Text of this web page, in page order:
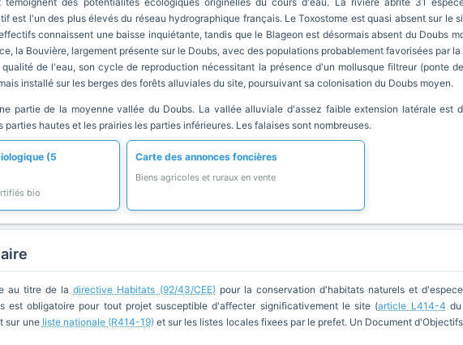
est l'un des plus élevés du réseau hydrographique français. Le Toxostome est quasi absent sur le
connaissent une baisse inquiétante, tandis que le Blageon est désormais absent du Doubs
la Bouvière, largement présente sur le Doubs, avec des populations probablement favorisées par
de l'eau, son cycle de reproduction nécessitant la présence d'un mollusque filtreur (ponte
installé sur les berges des forêts alluviales du site, poursuivant sa colonisation du Doubs moyen.
partie de la moyenne vallée du Doubs. La vallée alluviale d'assez faible extension latérale est
parties hautes et les prairies les parties inférieures. Les falaises sont nombreuses.
(5
bio
Carte des annonces foncières
Biens agricoles et ruraux en vente
au titre de ladirective Habitats (92/43/CEE) pour la conservation d'habitats naturels et
est obligatoire pour tout projet susceptible d'affecter significativement le site (article L414-4
sur une liste nationale (R414-19) et sur les listes locales fixees par le prefet. Un Document